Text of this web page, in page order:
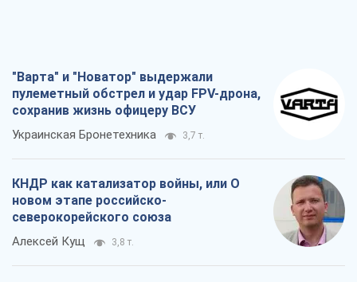
"Варта" и "Новатор" выдержали
пулеметный обстрел и удар FPV-дрона,
сохранив жизнь офицеру ВСУ
Украинская Бронетехника 3,7 т.
КНДР как катализатор войны, или О
новом этапе российско-
северокорейского союза
Алексей Кущ 3,8 т.